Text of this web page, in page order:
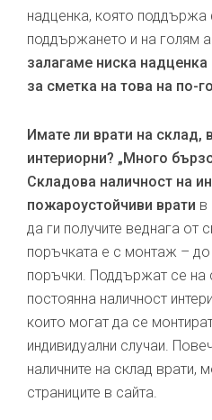
надценка, която
поддържането и на голям
залагаме ниска надценка
за сметка на това на по-
Имате ли врати на склад,
интериорни? „Много
Складова наличност на
пожароустойчиви врати в
да ги получите веднага от
поръчката е с монтаж – до
поръчки. Поддържат се на
постоянна наличност
които могат да се
индивидуални случаи.
наличните на склад врати,
страниците в сайта.